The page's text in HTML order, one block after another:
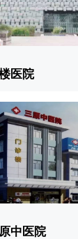
医院
中医院